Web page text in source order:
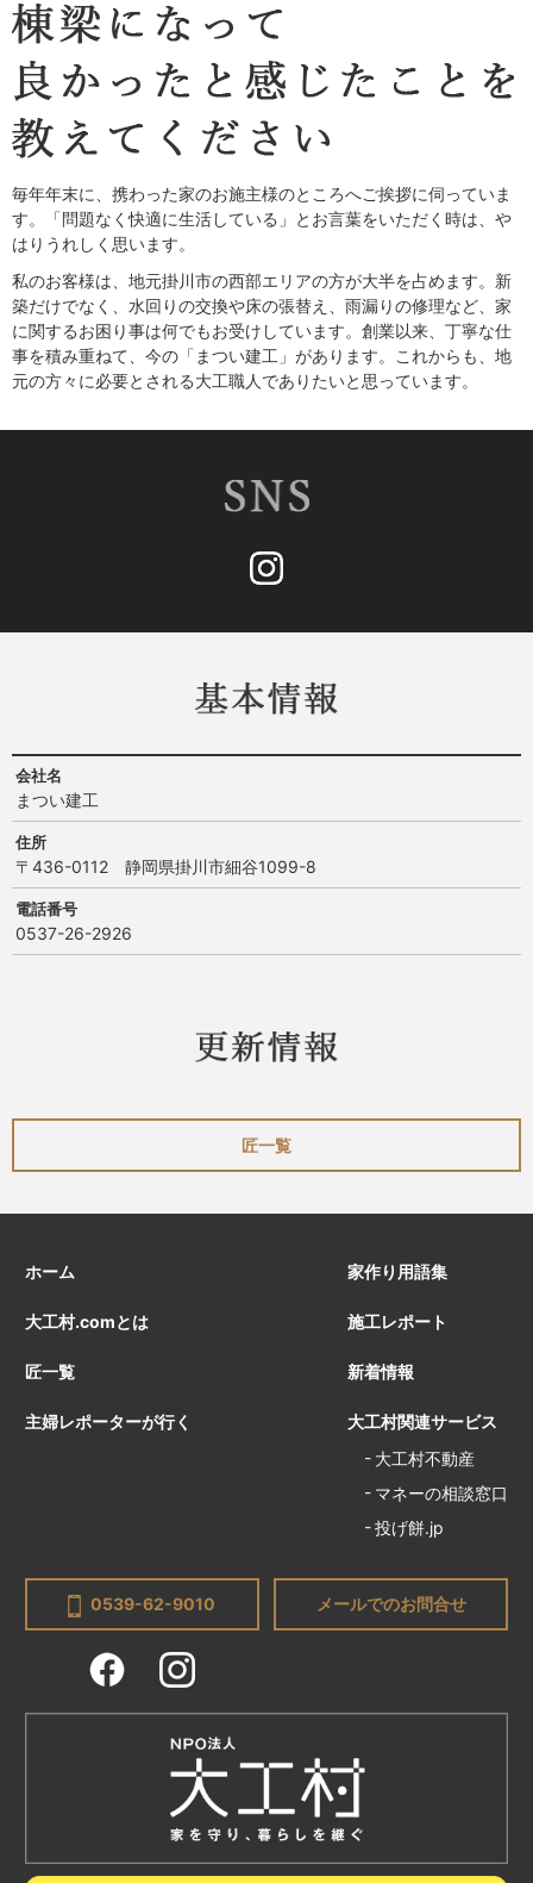
毎年年末に、携わった家のお施主様のところへご挨拶に伺っていま
す。「問題なく快適に生活している」とお言葉をいただく時は、や
はりうれしく思います。
私のお客様は、地元掛川市の西部エリアの方が大半を占めます。新
築だけでなく、水回りの交換や床の張替え、雨漏りの修理など、家
に関するお困り事は何でもお受けしています。創業以来、丁寧な仕
事を積み重ねて、今の「まつい建工」があります。これからも、地
元の方々に必要とされる大工職人でありたいと思っています。
会社名
まつい建工
住所
〒436-0112 静岡県掛川市細谷1099-8
電話番号
0537-26-2926
匠一覧
ホーム
大工村.comとは
匠一覧
主婦レポーターが行く
家作り用語集
施工レポート
新着情報
大工村関連サービス
大工村不動産
マネーの相談窓口
投げ餅.jp
0539-62-9010 メールでのお問合せ